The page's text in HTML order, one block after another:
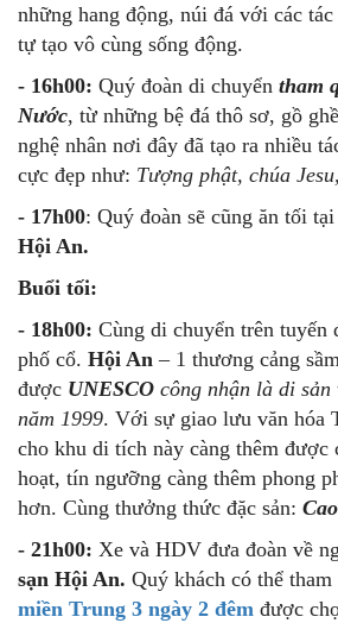
những hang động, núi đá với các
tự tạo vô cùng sống động.
- 16h00: Quý đoàn di chuyển tham
Nước, từ những bệ đá thô sơ, gồ
nghệ nhân nơi đây đã tạo ra nhiều
cực đẹp như: Tượng phật, chúa
- 17h00: Quý đoàn sẽ cũng ăn tối tại
Hội An.
Buổi tối:
- 18h00: Cùng di chuyển trên tuyến
phố cổ. Hội An – 1 thương cảng
được UNESCO công nhận là di
năm 1999. Với sự giao lưu văn hóa
cho khu di tích này càng thêm
hoạt, tín ngưỡng càng thêm phong
hơn. Cùng thưởng thức đặc sản:
- 21h00: Xe và HDV đưa đoàn về
sạn Hội An. Quý khách có thể tham
miền Trung 3 ngày 2 đêm được